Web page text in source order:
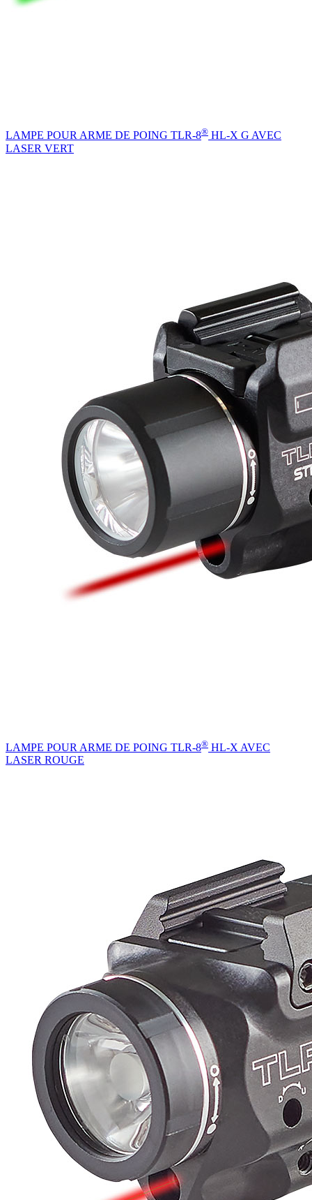
LAMPE POUR ARME DE POING TLR-8® HL-X G AVEC
LASER VERT
LAMPE POUR ARME DE POING TLR-8® HL-X AVEC
LASER ROUGE